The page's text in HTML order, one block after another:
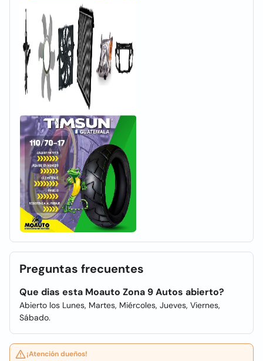
Preguntas frecuentes
Que dias esta Moauto Zona 9 Autos abierto?
Abierto los Lunes, Martes, Miércoles, Jueves, Viernes,
Sábado.
¡Atención dueños!